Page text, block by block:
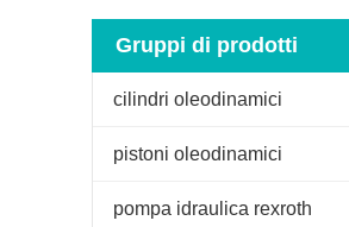
Gruppi di prodotti
cilindri oleodinamici
pistoni oleodinamici
pompa idraulica rexroth